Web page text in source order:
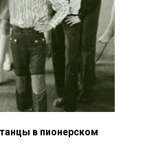
в пионерском